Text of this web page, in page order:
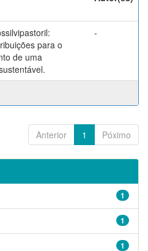
para o
de uma
-
Anterior 1 Póximo
1
1
1